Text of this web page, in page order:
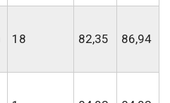
18 82,35 86,94